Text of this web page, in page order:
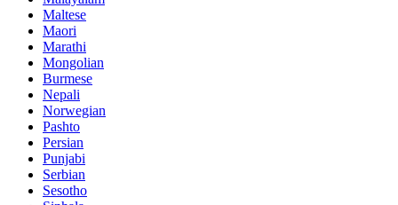
Maltese
Maori
Marathi
Mongolian
Burmese
Nepali
Norwegian
Pashto
Persian
Punjabi
Serbian
Sesotho